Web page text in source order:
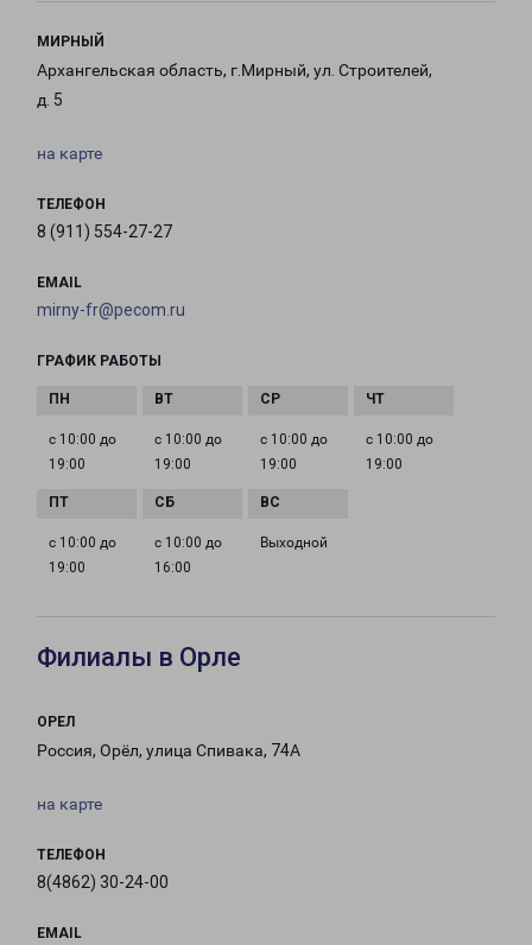
МИРНЫЙ
Архангельская область, г.Мирный, ул. Строителей,
д. 5
на карте
ТЕЛЕФОН
8 (911) 554-27-27
EMAIL
mirny-fr@pecom.ru
ГРАФИК РАБОТЫ
с 10:00 до
19:00
с 10:00 до
19:00
с 10:00 до
19:00
с 10:00 до
19:00
с 10:00 до
19:00
с 10:00 до
16:00
Выходной
Филиалы в Орле
ОРЕЛ
Россия, Орёл, улица Спивака, 74А
на карте
ТЕЛЕФОН
8(4862) 30-24-00
EMAIL